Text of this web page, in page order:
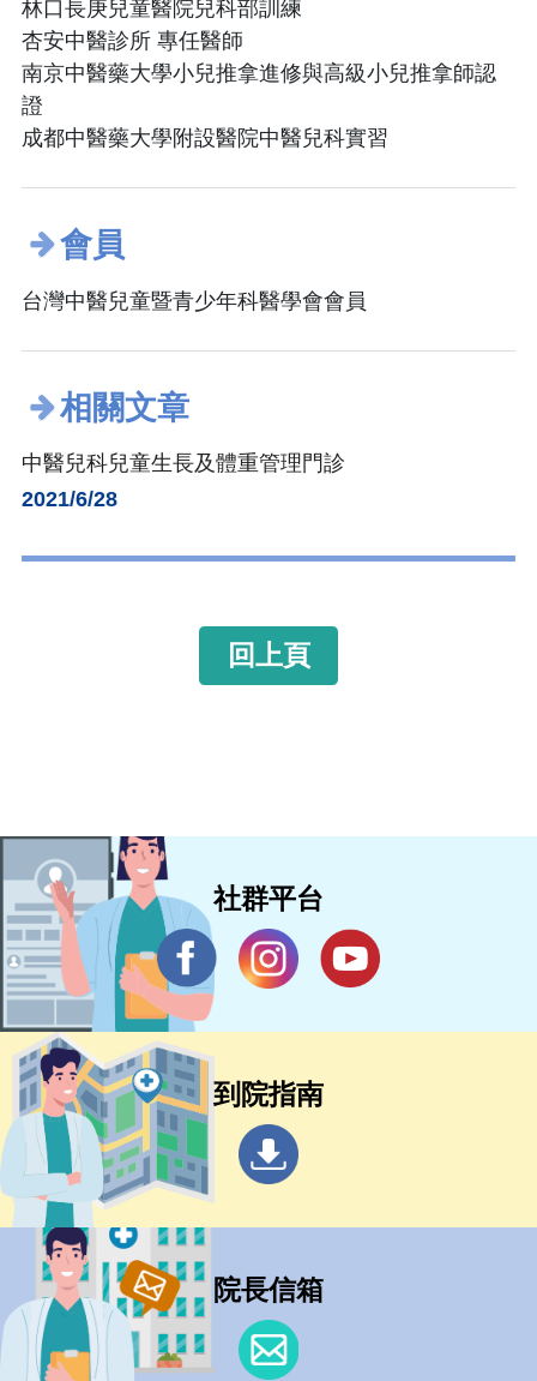
林口長庚兒童醫院兒科部訓練
杏安中醫診所 專任醫師
南京中醫藥大學小兒推拿進修與高級小兒推拿師認
證
成都中醫藥大學附設醫院中醫兒科實習
會員
台灣中醫兒童暨青少年科醫學會會員
相關文章
中醫兒科兒童生長及體重管理門診
2021/6/28
回上頁
社群平台
到院指南
院長信箱